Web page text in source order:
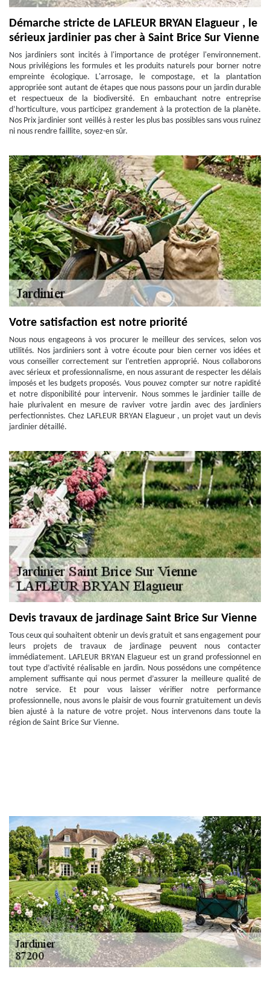
Démarche stricte de LAFLEUR BRYAN Elagueur , le
sérieux jardinier pas cher à Saint Brice Sur Vienne
Nos jardiniers sont incités à l'importance de protéger l'environnement.
Nous privilégions les formules et les produits naturels pour borner notre
empreinte écologique. L'arrosage, le compostage, et la plantation
appropriée sont autant de étapes que nous passons pour un jardin durable
et respectueux de la biodiversité. En embauchant notre entreprise
d’horticulture, vous participez grandement à la protection de la planète.
Nos Prix jardinier sont veillés à rester les plus bas possibles sans vous ruinez
ni nous rendre faillite, soyez-en sûr.
Votre satisfaction est notre priorité
Nous nous engageons à vos procurer le meilleur des services, selon vos
utilités. Nos jardiniers sont à votre écoute pour bien cerner vos idées et
vous conseiller correctement sur l’entretien approprié. Nous collaborons
avec sérieux et professionnalisme, en nous assurant de respecter les délais
imposés et les budgets proposés. Vous pouvez compter sur notre rapidité
et notre disponibilité pour intervenir. Nous sommes le jardinier taille de
haie plurivalent en mesure de raviver votre jardin avec des jardiniers
perfectionnistes. Chez LAFLEUR BRYAN Elagueur , un projet vaut un devis
jardinier détaillé.
Devis travaux de jardinage Saint Brice Sur Vienne
Tous ceux qui souhaitent obtenir un devis gratuit et sans engagement pour
leurs projets de travaux de jardinage peuvent nous contacter
immédiatement. LAFLEUR BRYAN Elagueur est un grand professionnel en
tout type d’activité réalisable en jardin. Nous possédons une compétence
amplement suffisante qui nous permet d’assurer la meilleure qualité de
notre service. Et pour vous laisser vérifier notre performance
professionnelle, nous avons le plaisir de vous fournir gratuitement un devis
bien ajusté à la nature de votre projet. Nous intervenons dans toute la
région de Saint Brice Sur Vienne.